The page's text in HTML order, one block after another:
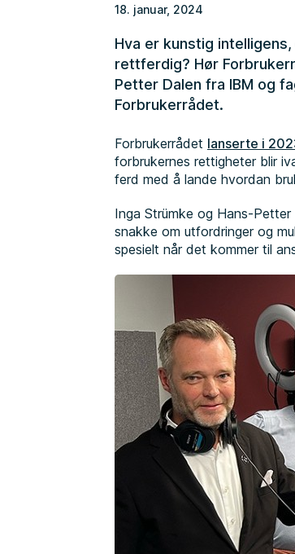
18. januar, 2024
Hva er kunstig
rettferdig? Hør
Petter Dalen fra IBM og
Forbrukerrådet.
Forbrukerrådet lanserte i
forbrukernes rettigheter blir
ferd med å lande hvordan
Inga Strümke og Hans-
snakke om utfordringer og
spesielt når det kommer til